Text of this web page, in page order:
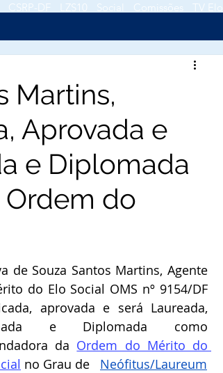
CSRP-DF LZS10 Social Comissões TV Elo
Martins,
Aprovada e
e Diplomada
do
de Souza Santos Martins, Agente
do Elo Social OMS nº 9154/DF
aprovada e será Laureada,
e Diplomada como
da Ordem do Mérito do
no Grau de Neófitus/Laureum